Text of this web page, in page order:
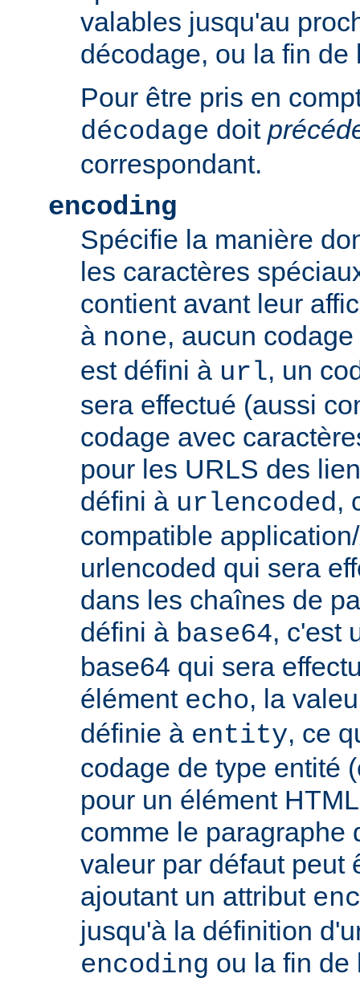
valables jusqu'au
décodage, ou la fin de
Pour être pris en
décodage doit
correspondant.
encoding
Spécifie la manière
les caractères
contient avant leur
à none, aucun
est défini à url, un
sera effectué (aussi
codage avec
pour les URLS des
défini à urlencoded,
compatible
urlencoded qui sera
dans les chaînes de
défini à base64, c'est
base64 qui sera
élément echo, la
définie à entity, ce
codage de type entité
pour un élément
comme le paragraphe
valeur par défaut peut
ajoutant un attribut
jusqu'à la définition
encoding ou la fin de